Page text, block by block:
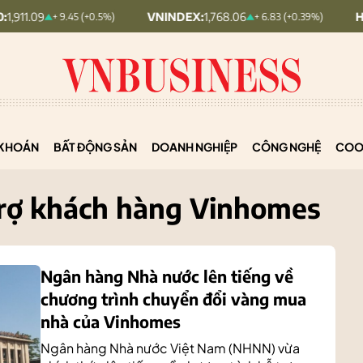
+ 9.45 (+0.5%) VNINDEX: 1,768.06 + 6.83 (+0.39%) HNX30: 455.12
BẤT ĐỘNG SẢN DOANH NGHIỆP CÔNG NGHỆ
khách hàng Vinhomes
Ngân hàng Nhà nước lên tiếng về
chương trình chuyển đổi vàng mua
nhà của Vinhomes
Ngân hàng Nhà nước Việt Nam (NHNN) vừa